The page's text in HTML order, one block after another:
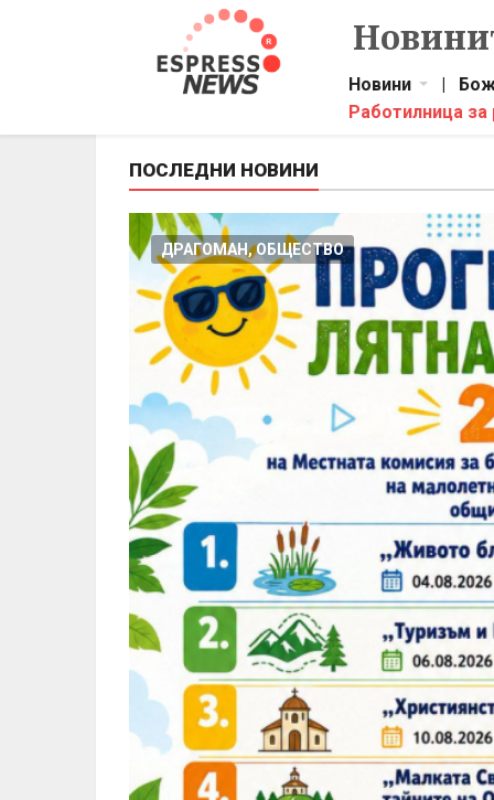
Новини |
Работилница за
ПОСЛЕДНИ НОВИНИ
ДРАГОМАН, ОБЩЕСТВО